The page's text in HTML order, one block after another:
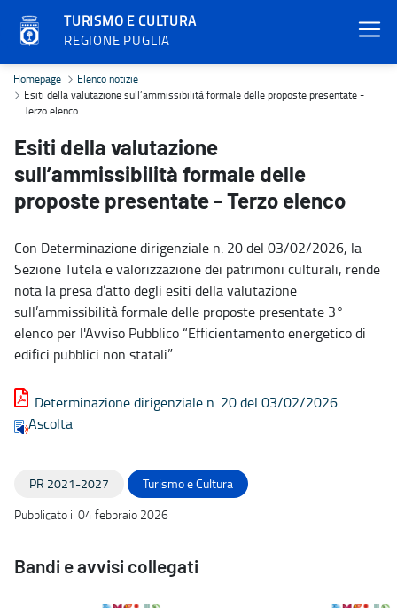
TURISMO E CULTURA
REGIONE PUGLIA
Esiti della valutazione sull’ammissibilità formale delle proposte
Homepage
Elenco notizie
Esiti della valutazione sull’ammissibilità formale delle proposte presentate -
Terzo elenco
Esiti della valutazione
sull’ammissibilità formale delle
proposte presentate - Terzo elenco
Con Determinazione dirigenziale n. 20 del 03/02/2026, la
Sezione Tutela e valorizzazione dei patrimoni culturali, rende
nota la presa d’atto degli esiti della valutazione
sull’ammissibilità formale delle proposte presentate 3°
elenco per l'Avviso Pubblico “Efficientamento energetico di
edifici pubblici non statali”.
Determinazione dirigenziale n. 20 del 03/02/2026
Ascolta
PR 2021-2027
Turismo e Cultura
Pubblicato il 04 febbraio 2026
Bandi e avvisi collegati